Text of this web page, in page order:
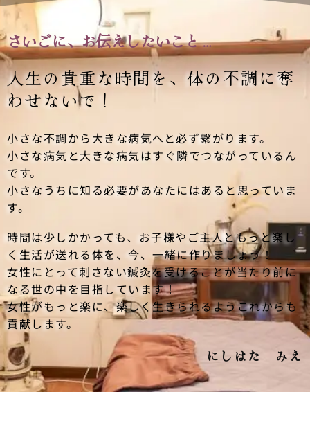
さいごに、お伝えしたいこと…
人生の貴重な時間を、体の不調に奪
わせないで！
小さな不調から大きな病気へと必ず繋がります。
小さな病気と大きな病気はすぐ隣でつながっているん
です。
小さなうちに知る必要があなたにはあると思っていま
す。
時間は少しかかっても、お子様やご主人ともっと楽し
く生活が送れる体を、今、一緒に作りましょう！
女性にとって刺さない鍼灸を受けることが当たり前に
なる世の中を目指しています！
女性がもっと楽に、楽しく生きられるようこれからも
貢献します。
にしはた みえ